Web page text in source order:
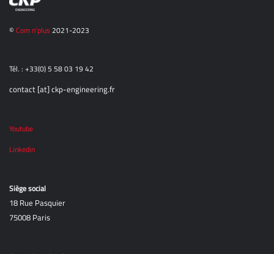
© Com n'plus 2021-2023
Tél. : +33(0) 5 58 03 19 42
contact [at] ckp-engineering.fr
Youtube
Linkedin
Siège social
18 Rue Pasquier
75008 Paris